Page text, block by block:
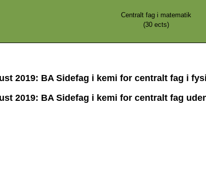
Centralt fag i matematik
(30ects)
2019: BA Sidefag i kemi for centralt fag i
2019: BA Sidefag i kemi for centralt fag